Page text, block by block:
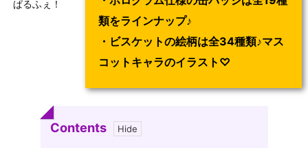
ぱるふぇ！
類をラインナップ♪
・ビスケットの絵柄は全34種類♪マス
コットキャラのイラスト♡
Contents